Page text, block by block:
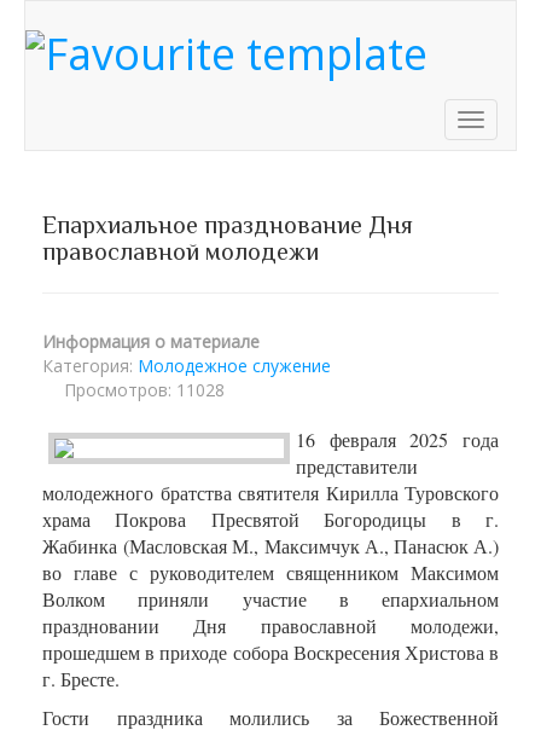
Toggle
Епархиальное празднование Дня
православной молодежи
Информация о материале
Категория: Молодежное служение
Просмотров: 11028
16 февраля 2025 года
представители
молодежного братства святителя Кирилла Туровского
храма Покрова Пресвятой Богородицы в г.
Жабинка(Масловская М., Максимчук А., Панасюк А.)
во главе с руководителем священником Максимом
Волком приняли участие в епархиальном
праздновании Дня православной молодежи,
прошедшем в приходе собора Воскресения Христова в
г. Бресте.
Гости праздника молились за Божественной